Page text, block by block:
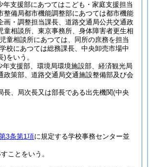
支援部にあつてはこども・家庭支援担当
備局都市機能調整部にあつては都市機能
・調整担当課長、道路交通局公共交通政
相談所、東京事務所、身体障害者更生相
童相談所にあつては、同所の庶務を担当
校にあつては総務課長、中央卸売市場中
)をいう。
支援部、環境局環境施設部、経済観光局
策部、道路交通局交通施設整備部及び会
、局次長又は部長である出先機関(中央
3条第1項に規定する学校事務センター並
ことをいう。